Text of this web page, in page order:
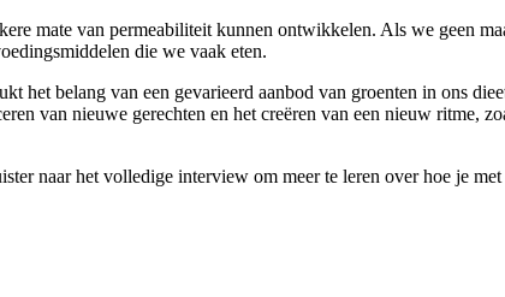
mate van permeabiliteit kunnen ontwikkelen. Als we geen
die we vaak eten.
het belang van een gevarieerd aanbod van groenten in ons
van nieuwe gerechten en het creëren van een nieuw ritme,
naar het volledige interview om meer te leren over hoe je